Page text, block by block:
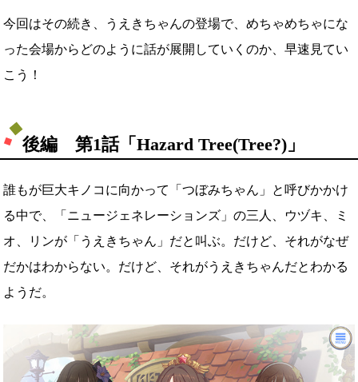
今回はその続き、うえきちゃんの登場で、めちゃめちゃにな
った会場からどのように話が展開していくのか、早速見てい
こう！
後編 第1話「Hazard Tree(Tree?)」
誰もが巨大キノコに向かって「つぼみちゃん」と呼びかかけ
る中で、「ニュージェネレーションズ」の三人、ウヅキ、ミ
オ、リンが「うえきちゃん」だと叫ぶ。だけど、それがなぜ
だかはわからない。だけど、それがうえきちゃんだとわかる
ようだ。